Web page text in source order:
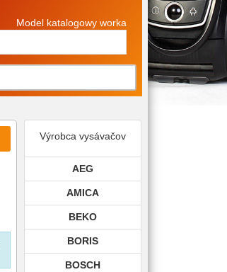
Model katalogowy worka
Výrobca vysávačov
AEG
AMICA
BEKO
BORIS
BOSCH